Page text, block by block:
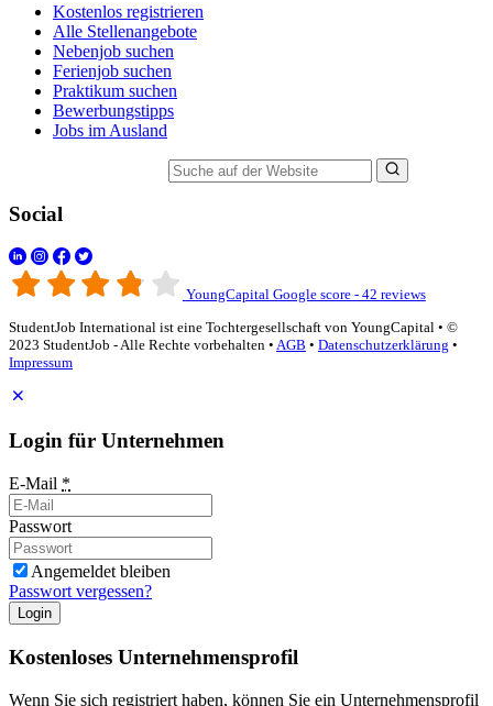
Kostenlos registrieren
Alle Stellenangebote
Nebenjob suchen
Ferienjob suchen
Praktikum suchen
Bewerbungstipps
Jobs im Ausland
Social
YoungCapital Google score - 42 reviews
StudentJob International ist eine Tochtergesellschaft von YoungCapital • ©
2023 StudentJob - Alle Rechte vorbehalten • AGB • Datenschutzerklärung •
Impressum
Login für Unternehmen
E-Mail *
Passwort
Angemeldet bleiben
Passwort vergessen?
Login
Kostenloses Unternehmensprofil
Wenn Sie sich registriert haben, können Sie ein Unternehmensprofil